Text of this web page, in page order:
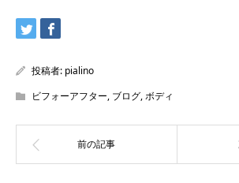
投稿者: pialino
ビフォーアフター, ブログ,ボディ